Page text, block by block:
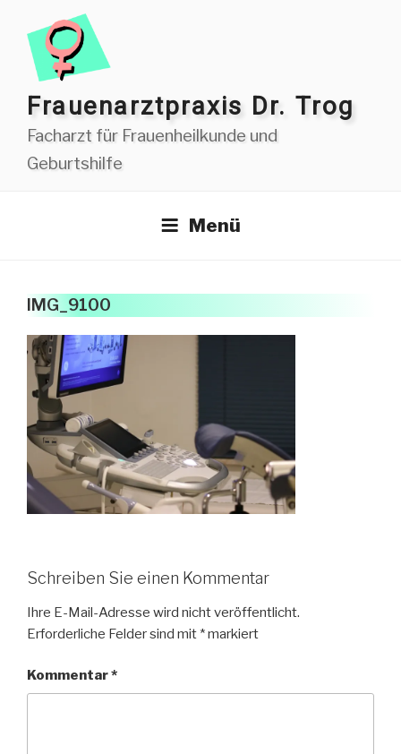
Inhalt
springen
Frauen­arzt­praxis Dr. Trog
Facharzt für Frauenheilkunde und
Geburtshilfe
Menü
IMG_9100
Schreiben Sie einen Kommentar
Ihre E-Mail-Adresse wird nicht veröffentlicht.
Erforderliche Felder sind mit *markiert
Kommentar*